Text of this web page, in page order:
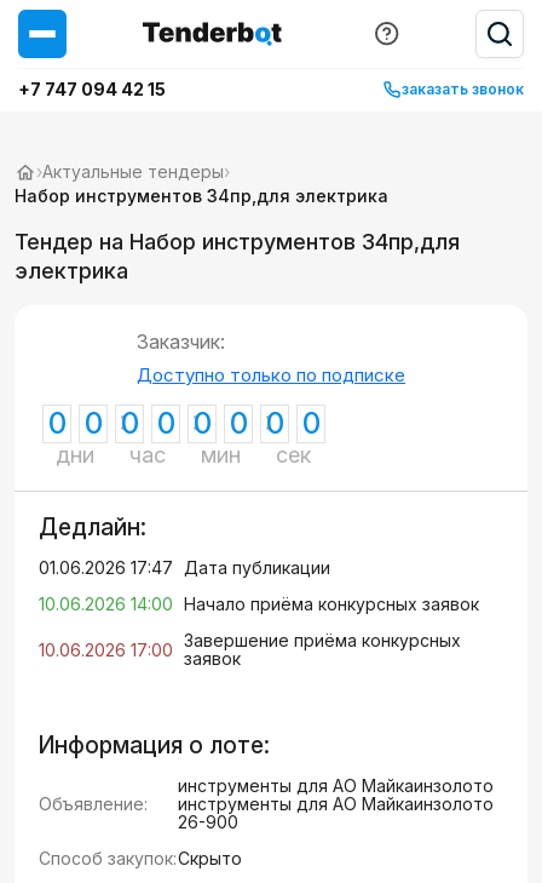
+7 747 094 42 15 заказать звонок
›Актуальные тендеры›
Набор инструментов 34пр,для электрика
Тендер на Набор инструментов 34пр,для
электрика
Заказчик:
Доступно только по подписке
0 0
дни
0 0
час
0 0
мин
0 0
сек
Дедлайн:
01.06.2026 17:47
Дата публикации
10.06.2026 14:00 Начало приёма конкурсных заявок
10.06.2026 17:00 Завершение приёма конкурсных
заявок
Информация о лоте:
Объявление:
инструменты для АО Майкаинзолото
инструменты для АО Майкаинзолото
26-900
Способ закупок:Скрыто